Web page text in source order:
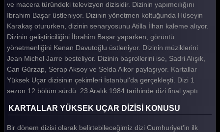
ve macera türündeki televizyon dizisidir. Dizinin yapımcılığını
İbrahim Başar üstleniyor. Dizinin yönetmen koltuğunda Hüseyin
Karakaş otururken, dizinin senaryosunu Atilla İlhan kaleme alıyor.
Dizinin geliştiriciliğini İbrahim Başar yaparken, görüntü
yönetmenliğini Kenan Davutoğlu üstleniyor. Dizinin müziklerini
Jean Michel Jarre besteliyor. Dizinin başrollerini ise, Sadri Alışık,
Can Gürzap, Serap Aksoy ve Selda Alkor paylaşıyor. Kartallar
Yüksek Uçar dizisinin çekimleri İstanbul'da gerçekleşti. Dizi 1
sezon 12 bölüm sürdü. 23 Aralık 1984 tarihinde dizi final yaptı.
KARTALLAR YÜKSEK UÇAR DİZİSİ KONUSU
Bir dönem dizisi olarak belirtebileceğimiz dizi Cumhuriyet'in ilk